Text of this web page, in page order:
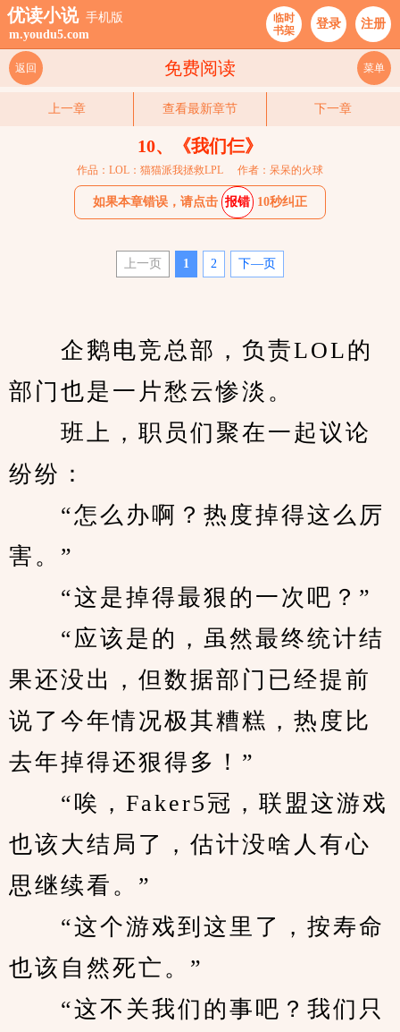
优读小说 手机版
m.youdu5.com
临时
书架
登录 注册
免费阅读
返回 菜单
上一章 查看最新章节 下一章
10、《我们仨》
作品：LOL：猫猫派我拯救LPL 作者：呆呆的火球
如果本章错误，请点击 报错 10秒纠正
上一页 1 2 下—页
企鹅电竞总部，负责LOL的
部门也是一片愁云惨淡。
班上，职员们聚在一起议论
纷纷：
“怎么办啊？热度掉得这么厉
害。”
“这是掉得最狠的一次吧？”
“应该是的，虽然最终统计结
果还没出，但数据部门已经提前
说了今年情况极其糟糕，热度比
去年掉得还狠得多！”
“唉，Faker5冠，联盟这游戏
也该大结局了，估计没啥人有心
思继续看。”
“这个游戏到这里了，按寿命
也该自然死亡。”
“这不关我们的事吧？我们只